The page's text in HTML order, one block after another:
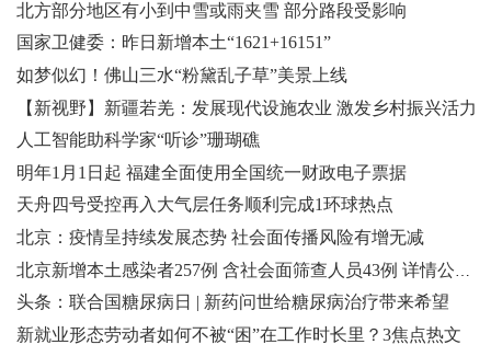
北方部分地区有小到中雪或雨夹雪 部分路段受影响
国家卫健委：昨日新增本土“1621+16151”
如梦似幻！佛山三水“粉黛乱子草”美景上线
【新视野】新疆若羌：发展现代设施农业 激发乡村振兴活力
人工智能助科学家“听诊”珊瑚礁
明年1月1日起 福建全面使用全国统一财政电子票据
天舟四号受控再入大气层任务顺利完成1环球热点
北京：疫情呈持续发展态势 社会面传播风险有增无减
头条：联合国糖尿病日 | 新药问世给糖尿病治疗带来希望
新就业形态劳动者如何不被“困”在工作时长里？3焦点热文